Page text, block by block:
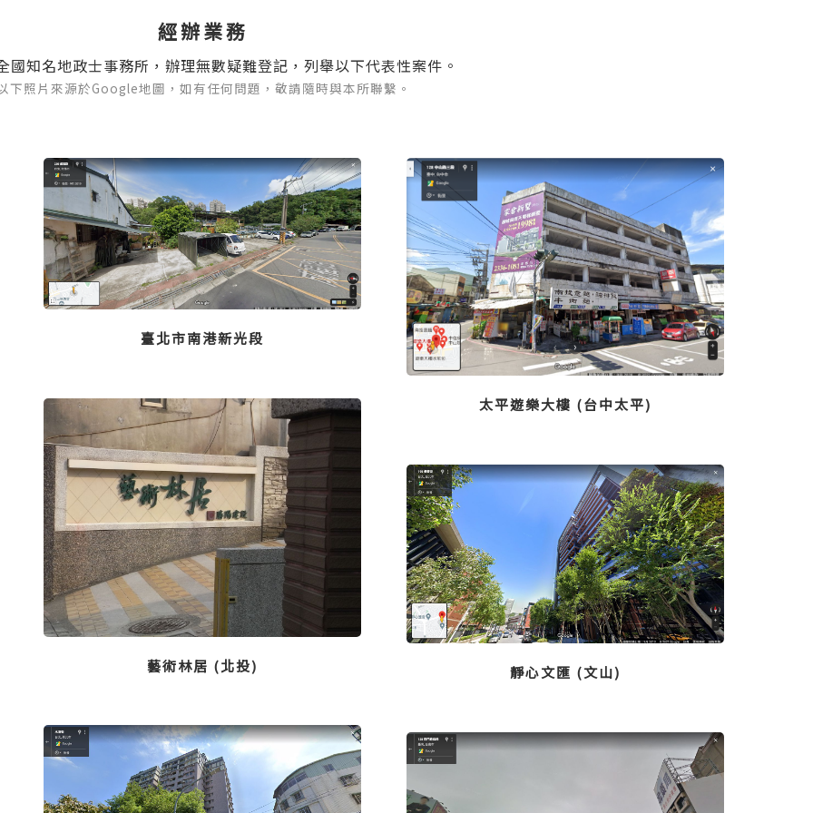
經辦業務
國知名地政士事務所，辦理無數疑難登記，列舉以下代表性案件。
下照片來源於Google地圖，如有任何問題，敬請隨時與本所聯繫。
臺北市南港新光段
太平遊樂大樓 (台中太平)
藝術林居 (北投) 靜心文匯 (文山)